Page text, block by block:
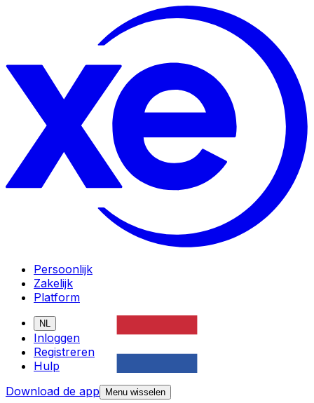
Persoonlijk
Zakelijk
Platform
NL
Inloggen
Registreren
Hulp
Download de app
Menu wisselen